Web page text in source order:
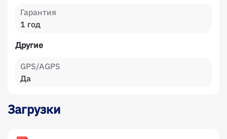
Гарантия
1 год
Другие
GPS/AGPS
Да
Загрузки